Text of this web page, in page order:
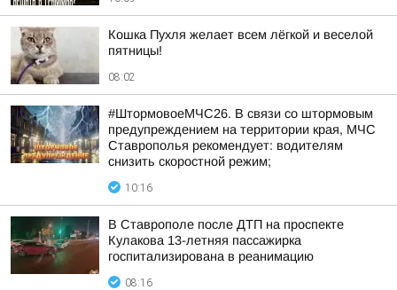
Кошка Пухля желает всем лёгкой и веселой
пятницы!
08:02
#ШтормовоеМЧС26. В связи со штормовым
предупреждением на территории края, МЧС
Ставрополья рекомендует: водителям
снизить скоростной режим;
10:16
В Ставрополе после ДТП на проспекте
Кулакова 13-летняя пассажирка
госпитализирована в реанимацию
08:16